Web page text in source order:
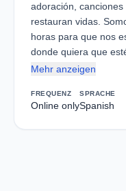
adoración,
restauran vidas.
horas para que nos
donde quiera que
Mehr anzeigen
FREQUENZ
Online only
SPRACHE
Spanish